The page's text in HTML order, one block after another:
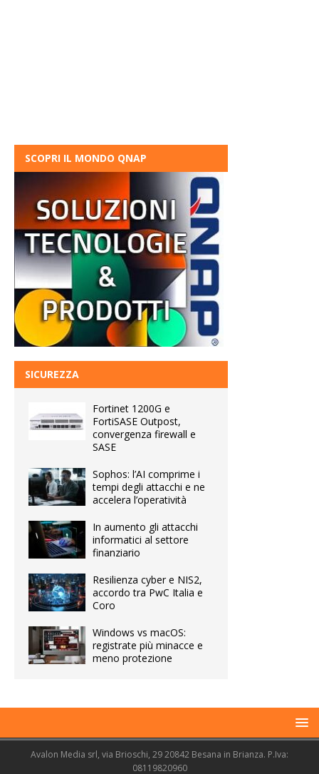
SCOPRI IL MONDO QNAP
SICUREZZA
Fortinet 1200G e
FortiSASE Outpost,
convergenza firewall e
SASE
Sophos: l’AI comprime i
tempi degli attacchi e ne
accelera l’operatività
In aumento gli attacchi
informatici al settore
finanziario
Resilienza cyber e NIS2,
accordo tra PwC Italia e
Coro
Windows vs macOS:
registrate più minacce e
meno protezione
Avalon Media srl, via Brioschi, 29 20842 Besana in Brianza. P.Iva:
08119820960